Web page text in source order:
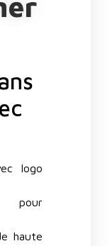
logo
pour
haute